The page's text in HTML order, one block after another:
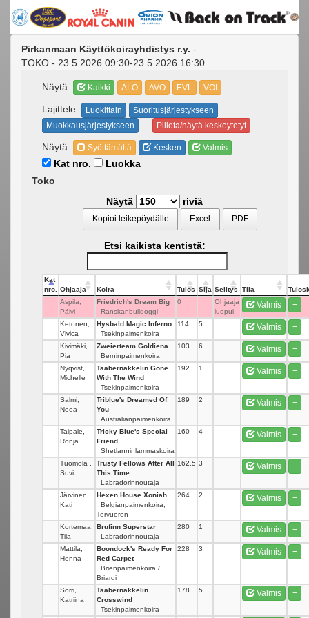
Pirkanmaan Käyttökoirayhdistys r.y. -
TOKO - 23.5.2026 09:30-23.5.2026 16:30
Näytä: Kaikki ALO AVO EVL VOI
Lajittele: Luokittain
Suoritusjärjestykseen
Muokkausjärjestykseen
Piilota/näytä keskeytetyt
Näytä: Syöttämättä Kesken Valmis
Kat nro.
Luokka
Toko
Näytä
riviä
Kopioi leikepöydälle Excel PDF
Etsi kaikista kentistä:
Kat
nro.
Ohjaaja Koira Tulos Sija Selitys Tila
Aspila,
Päivi
Friedrich's Dream Big
Ranskanbulldoggi
0
Ohjaaja
luopui
Valmis +
Ketonen,
Vivica
Hysbald Magic Inferno
Tsekinpaimenkoira
114 5 Valmis +
Kivimäki,
Pia
Zweierteam Goldiena
Berninpaimenkoira
103 6 Valmis +
Nyqvist,
Michelle
Taabernakkelin Gone
With The Wind
Tsekinpaimenkoira
192 1 Valmis +
Salmi,
Neea
Triblue's Dreamed Of
You
Australianpaimenkoira
189 2 Valmis +
Taipale,
Ronja
Tricky Blue's Special
Friend
Shetlanninlammaskoira
160 4 Valmis +
Tuomola ,
Suvi
Trusty Fellows After All
This Time
Labradorinnoutaja
162.5 3 Valmis +
Järvinen,
Kati
Hexen House Xoniah
Belgianpaimenkoira,
Tervueren
264 2 Valmis +
Kortemaa,
Tiia
Brufinn Superstar
Labradorinnoutaja
280 1 Valmis +
Mattila,
Henna
Boondock's Ready For
Red Carpet
Brienpaimenkoira /
Briardi
228 3 Valmis +
Sorri,
Katriina
Taabernakkelin
Crosswind
Tsekinpaimenkoira
178 5 Valmis +